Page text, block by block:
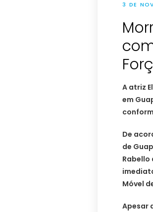
3 DE
A atriz
em
De
de
Rabello
Móvel
Apesar